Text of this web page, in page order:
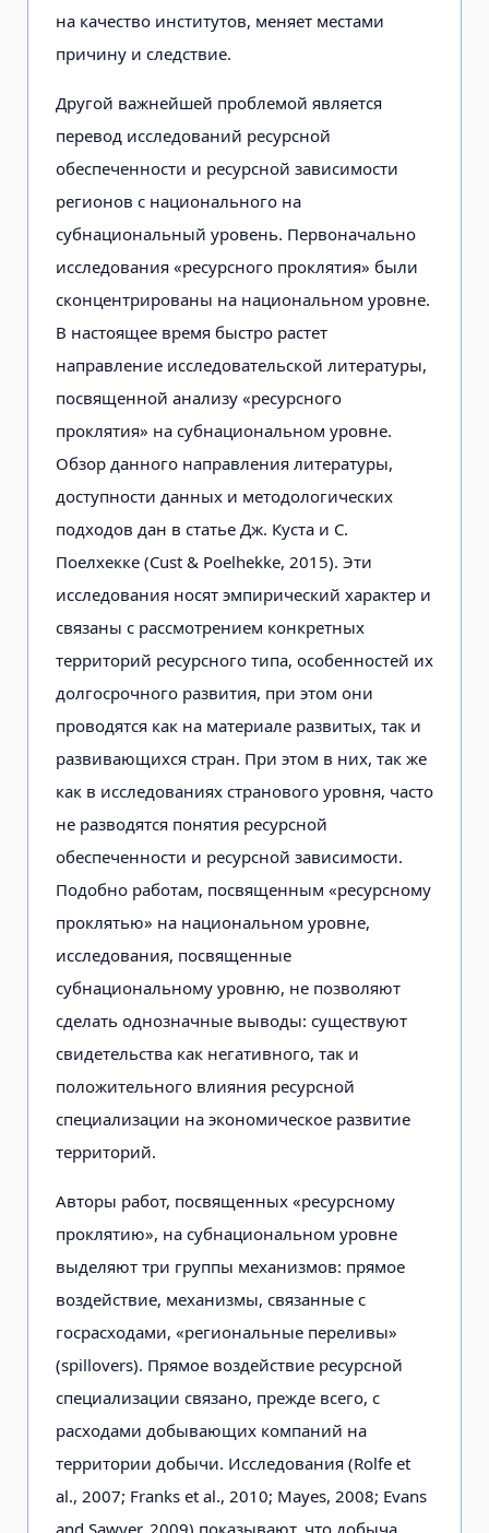
на качество институтов, меняет местами
причину и следствие.
Другой важнейшей проблемой является
перевод исследований ресурсной
обеспеченности и ресурсной зависимости
регионов с национального на
субнациональный уровень. Первоначально
исследования «ресурсного проклятия» были
сконцентрированы на национальном уровне.
В настоящее время быстро растет
направление исследовательской литературы,
посвященной анализу «ресурсного
проклятия» на субнациональном уровне.
Обзор данного направления литературы,
доступности данных и методологических
подходов дан в статье Дж. Куста и С.
Поелхекке (Cust & Poelhekke, 2015). Эти
исследования носят эмпирический характер и
связаны с рассмотрением конкретных
территорий ресурсного типа, особенностей их
долгосрочного развития, при этом они
проводятся как на материале развитых, так и
развивающихся стран. При этом в них, так же
как в исследованиях странового уровня, часто
не разводятся понятия ресурсной
обеспеченности и ресурсной зависимости.
Подобно работам, посвященным «ресурсному
проклятью» на национальном уровне,
исследования, посвященные
субнациональному уровню, не позволяют
сделать однозначные выводы: существуют
свидетельства как негативного, так и
положительного влияния ресурсной
специализации на экономическое развитие
территорий.
Авторы работ, посвященных «ресурсному
проклятию», на субнациональном уровне
выделяют три группы механизмов: прямое
воздействие, механизмы, связанные с
госрасходами, «региональные переливы»
(spillovers). Прямое воздействие ресурсной
специализации связано, прежде всего, с
расходами добывающих компаний на
территории добычи. Исследования (Rolfe et
al., 2007; Franks et al., 2010; Mayes, 2008; Evans
and Sawyer, 2009) показывают, что добыча